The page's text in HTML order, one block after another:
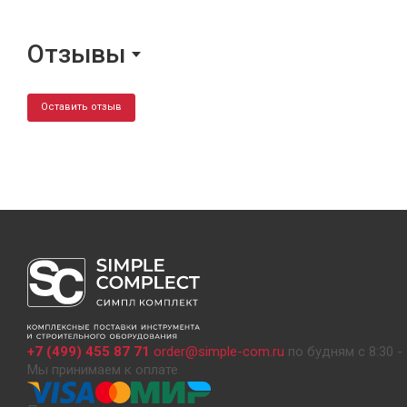
Отзывы
Оставить отзыв
+7 (499) 455 87 71 order@simple-com.ru по будням с 8:30 -
Мы принимаем к оплате